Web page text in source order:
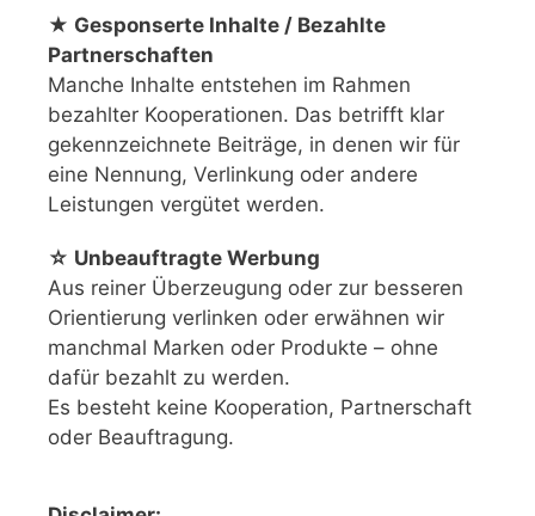
★ Gesponserte Inhalte / Bezahlte
Partnerschaften
Manche Inhalte entstehen im Rahmen
bezahlter Kooperationen. Das betrifft klar
gekennzeichnete Beiträge, in denen wir für
eine Nennung, Verlinkung oder andere
Leistungen vergütet werden.
☆ Unbeauftragte Werbung
Aus reiner Überzeugung oder zur besseren
Orientierung verlinken oder erwähnen wir
manchmal Marken oder Produkte – ohne
dafür bezahlt zu werden.
Es besteht keine Kooperation, Partnerschaft
oder Beauftragung.